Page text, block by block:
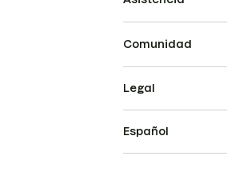
Comunidad
Legal
Español